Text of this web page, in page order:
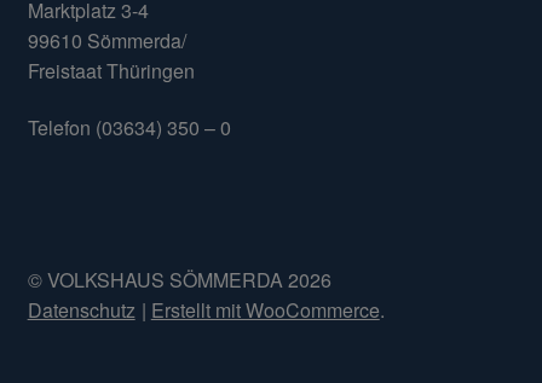
Marktplatz 3-4
99610 Sömmerda/
Freistaat Thüringen
Telefon (03634) 350 – 0
© VOLKSHAUS SÖMMERDA 2026
Datenschutz
Erstellt mit WooCommerce.